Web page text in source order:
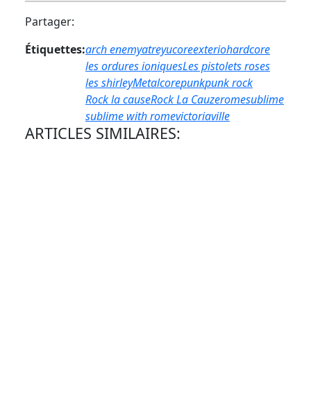
Partager:
Étiquettes:arch enemyatreyucoreexteriohardcore
les ordures ioniquesLes pistolets roses
les shirleyMetalcorepunkpunk rock
Rock la causeRock La Cauzeromesublime
sublime with romevictoriaville
ARTICLES SIMILAIRES: